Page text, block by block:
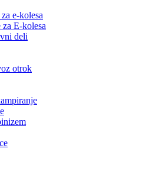
e-kolesa
za E-kolesa
deli
otrok